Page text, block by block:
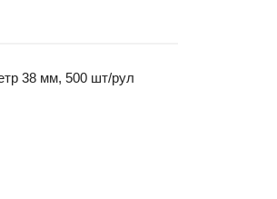
38 мм, 500 шт/рул